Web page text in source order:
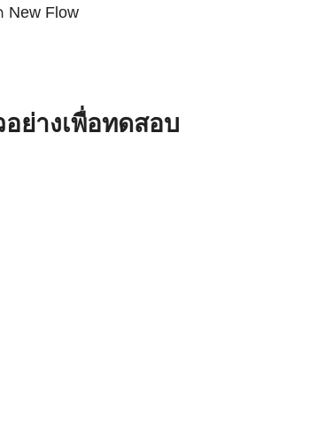
New Flow
ย่างเพื่อทดสอบ